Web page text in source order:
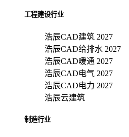
工程建设行业
浩辰CAD建筑 2027
浩辰CAD给排水 2027
浩辰CAD暖通 2027
浩辰CAD电气 2027
浩辰CAD电力 2027
浩辰云建筑
制造行业